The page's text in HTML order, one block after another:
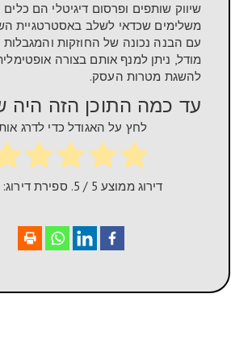
שיווק שותפים ופרסום דיגיטלי הם כלים
משלימים שכדאי לשלב באסטרטגיית השיווק.
עם הבנה נכונה של החוזקות והמגבלות של
מודל, ניתן למנף אותם בצורה אופטימלית
להשגת מטרות העסק.
עד כמה התוכן הזה היה
לחץ על האגודל כדי לדרג אותו
דירוג ממוצע5/ 5. ספירת דירוג: 599